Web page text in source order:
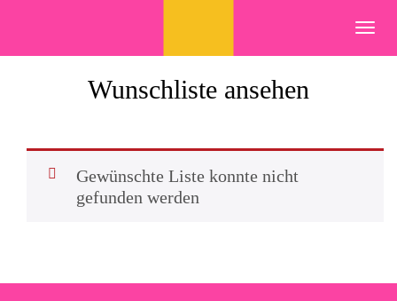
Wunschliste ansehen
Gewünschte Liste konnte nicht
gefunden werden